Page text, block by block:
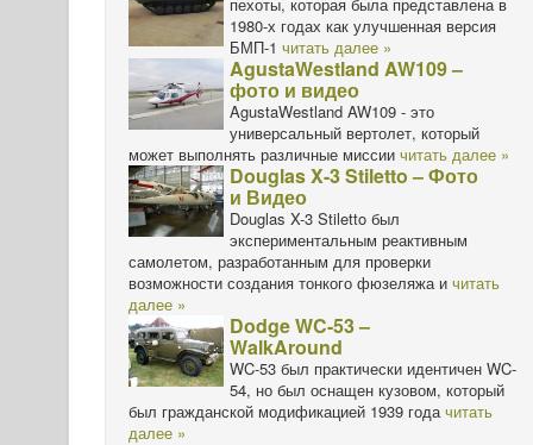
1980-х годах как улучшенная версия
БМП-1 читать далее »
AgustaWestland AW109 –
фото и видео
AgustaWestland AW109 - это
универсальный вертолет, который
может выполнять различные миссии читать далее »
Douglas X-3 Stiletto – Фото
и Видео
Douglas X-3 Stiletto был
экспериментальным реактивным
самолетом, разработанным для проверки
возможности создания тонкого фюзеляжа и читать
далее »
Dodge WC-53 –
WalkAround
WC-53 был практически идентичен WC-
54, но был оснащен кузовом, который
был гражданской модификацией 1939 годачитать
далее »